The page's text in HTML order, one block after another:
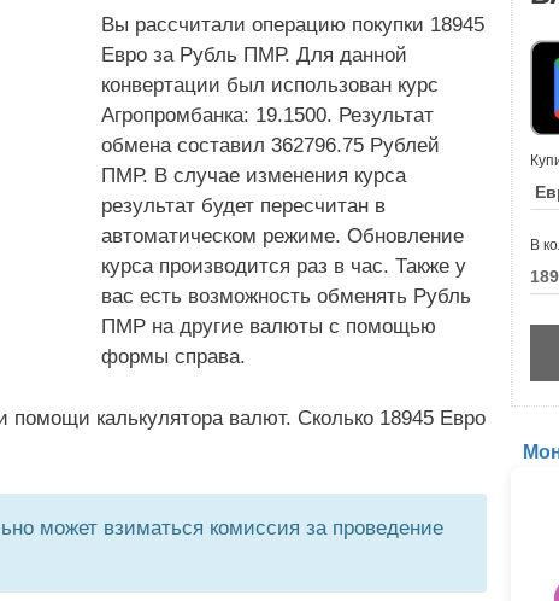
Вы рассчитали операцию покупки 18945
Евро за Рубль ПМР. Для данной
конвертации был использован курс
Агропромбанка: 19.1500. Результат
обмена составил 362796.75 Рублей
ПМР. В случае изменения курса
результат будет пересчитан в
автоматическом режиме. Обновление
курса производится раз в час. Также у
вас есть возможность обменять Рубль
ПМР на другие валюты с помощью
формы справа.
помощи калькулятора валют. Сколько 18945 Евро
может взиматься комиссия за проведение
В